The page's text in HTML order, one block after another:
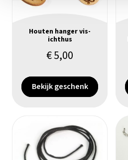
Houten hanger vis-
ichthus
€5,00
Bekijk geschenk